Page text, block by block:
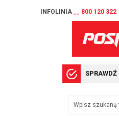
INFOLINIA __ 800 120 322
SPRAWDŹ